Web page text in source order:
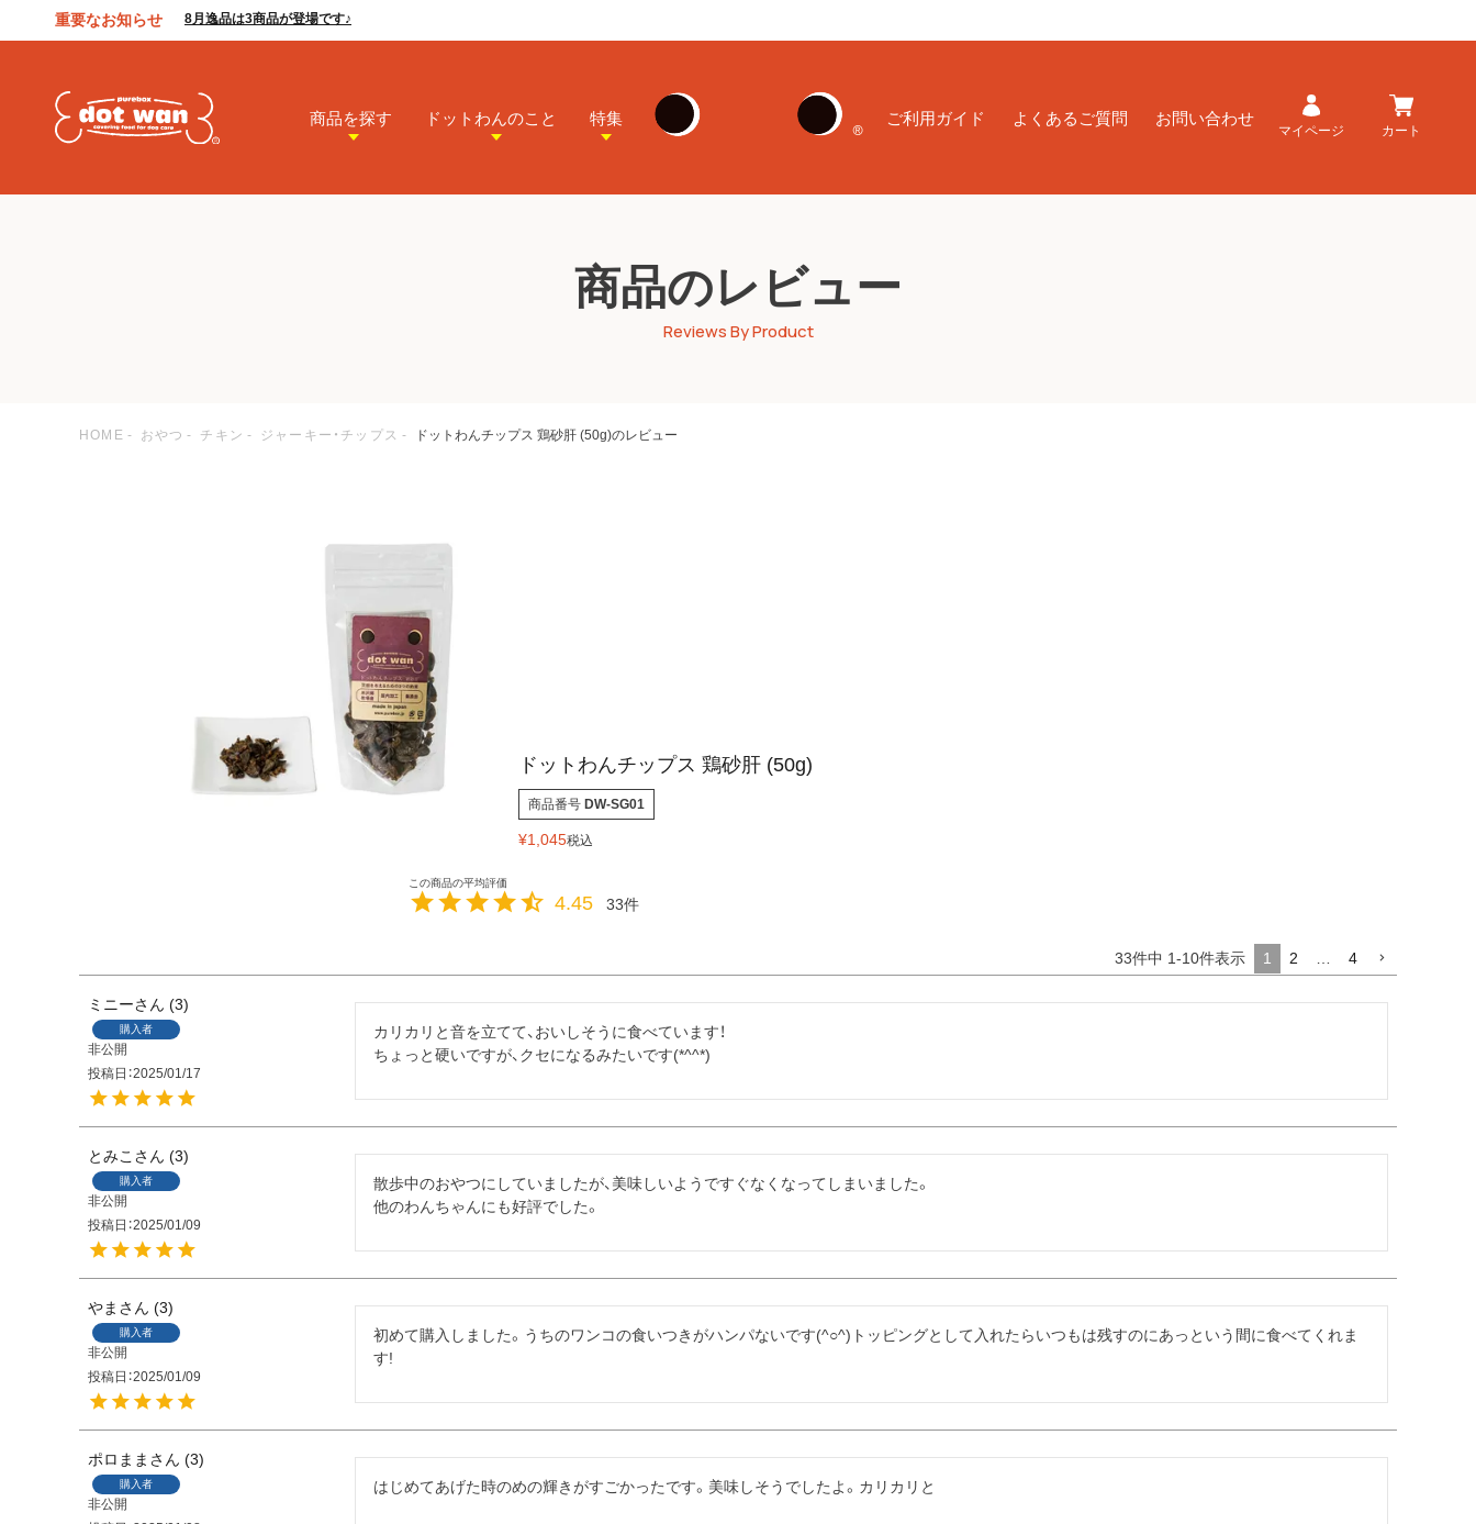
重要なお知らせ 8月逸品は3商品が登場です♪
特集
ドットわんのこと
商品を探す ご利用ガイド よくあるご質問 お問い合わせ
マイページ カート
商品のレビュー
Reviews By Product
HOME おやつ チキン ジャーキー・チップス ドットわんチップス 鶏砂肝 (50g)のレビュー
ドットわんチップス 鶏砂肝 (50g)
商品番号 DW-SG01
¥1,045税込
4.45 33
33件中 1-10件表示 1 2 4
ミニー 3
購入者
非公開
投稿日 2025/01/17
カリカリと音を立てて、おいしそうに食べています！
ちょっと硬いですが、クセになるみたいです(*^^*)
とみこ 3
購入者
非公開
投稿日 2025/01/09
散歩中のおやつにしていましたが、美味しいようですぐなくなってしまいました。
他のわんちゃんにも好評でした。
やま 3
購入者
非公開
投稿日 2025/01/09
初めて購入しました。うちのワンコの食いつきがハンパないです(^○^)トッピングとして入れたらいつもは残すのにあっという間に食べてくれま
す!
ポロまま 3
購入者
非公開
はじめてあげた時のめの輝きがすごかったです。美味しそうでしたよ。カリカリと